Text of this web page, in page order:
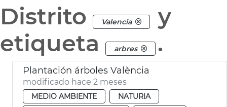
Distrito
Valencia
y
etiqueta
arbres .
Plantación árboles València
modificado hace 2 meses
MEDIO AMBIENTE
NATURIA